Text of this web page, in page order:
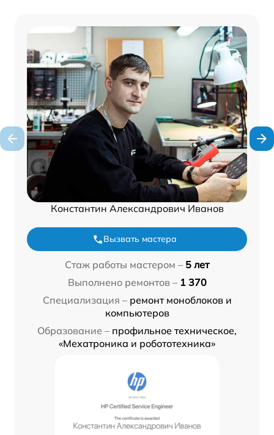
Константин Александрович Иванов
Вызвать мастера
Стаж работы мастером – 5 лет
Выполнено ремонтов – 1 370
Специализация – ремонт моноблоков и
компьютеров
Образование – профильное техническое,
«Мехатроника и робототехника»